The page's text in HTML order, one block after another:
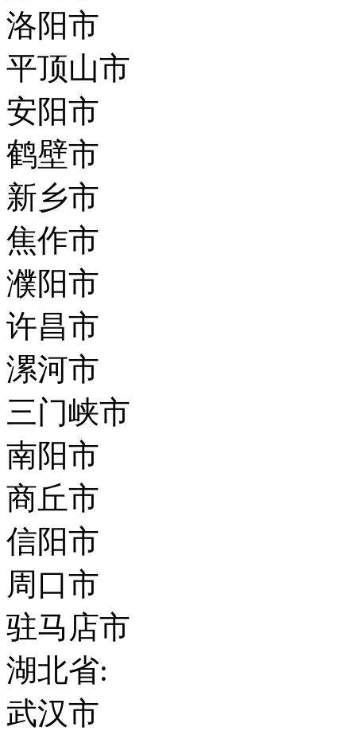
洛阳市
平顶山市
安阳市
鹤壁市
新乡市
焦作市
濮阳市
许昌市
漯河市
三门峡市
南阳市
商丘市
信阳市
周口市
驻马店市
湖北省:
武汉市